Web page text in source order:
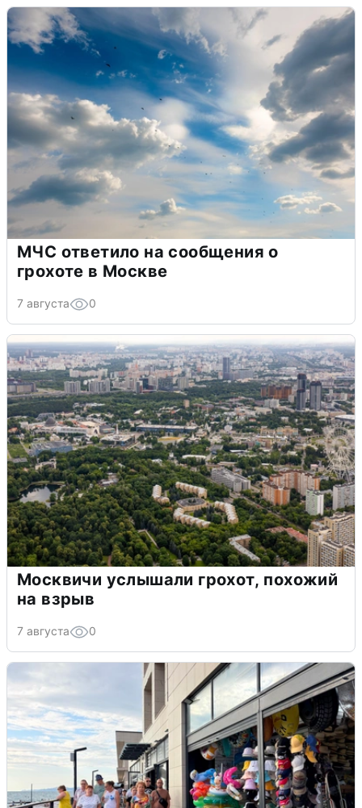
МЧС ответило на сообщения о
грохоте в Москве
7 августа 0
Москвичи услышали грохот, похожий
на взрыв
7 августа 0